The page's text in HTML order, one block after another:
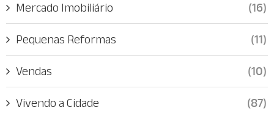
Mercado Imobiliário (16)
Pequenas Reformas (11)
Vendas (10)
Vivendo a Cidade (87)